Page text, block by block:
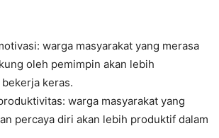
warga masyarakat yang merasa
oleh pemimpin akan lebih
keras.
warga masyarakat yang
percaya diri akan lebih produktif dalam